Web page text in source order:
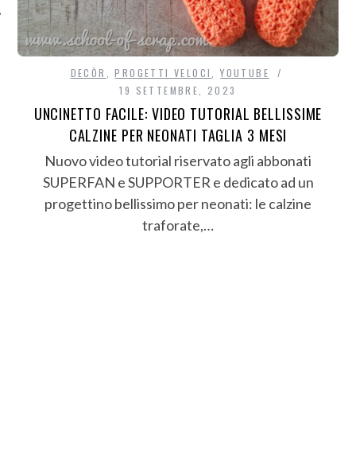
DECÒR ,PROGETTI VELOCI,YOUTUBE
19 SETTEMBRE, 2023
UNCINETTO FACILE: VIDEO TUTORIAL BELLISSIME
CALZINE PER NEONATI TAGLIA 3 MESI
Nuovo video tutorial riservato agli abbonati
SUPERFAN e SUPPORTER e dedicato ad un
progettino bellissimo per neonati: le calzine
traforate,…